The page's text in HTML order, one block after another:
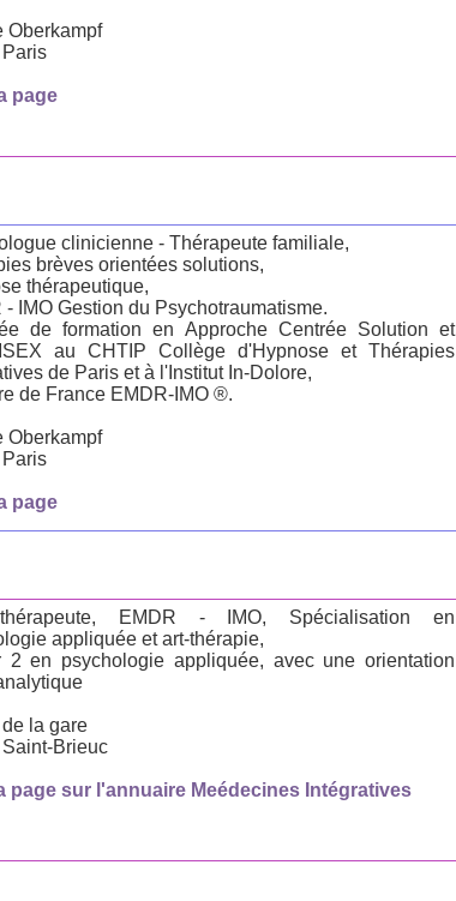
Oberkampf
page
clinicienne - Thérapeute familiale,
brèves orientées solutions,
thérapeutique,
- IMO Gestion du Psychotraumatisme.
de formation en Approche Centrée Solution et
au CHTIP Collège d'Hypnose et Thérapies
de Paris et à l'Institut In-Dolore,
de France EMDR-IMO ®.
Oberkampf
page
EMDR - IMO, Spécialisation en
appliquée et art-thérapie,
2 en psychologie appliquée, avec une orientation
la gare
Brieuc
page sur l'annuaire Meédecines Intégratives